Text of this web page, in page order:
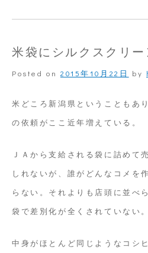
ロ
の
米
袋
刷
サ
ン
プ
米袋にシルクスクリー
Posted on 2015年10月22日 by
米どころ新潟県ということもあ
の依頼がここ近年増えている。
ＪＡから支給される袋に詰めて
しれないが、誰がどんなコメを
らない。それよりも店頭に並べ
袋で差別化が全くされていない。
中身がほとんど同じようなコシ